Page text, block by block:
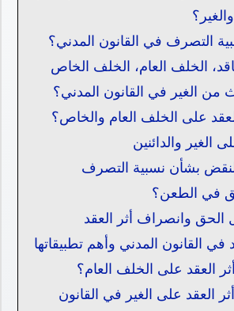
التصرف في القانون المدني؟
الخلف العام، الخلف الخاص
من الغير في القانون المدني؟
على الخلف العام والخاص؟
الغير والدائنين
بشأن نسبية التصرف
في الطعن؟
الحق وانصراف أثر العقد
في القانون المدني وأهم تطبيقاتها
العقد على الخلف العام؟
العقد على الغير في القانون